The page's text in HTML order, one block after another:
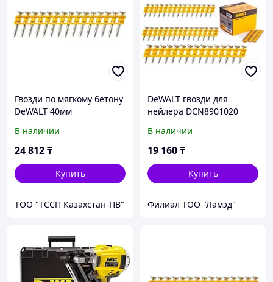
Гвозди по мягкому бетону
DeWALT 40мм
В наличии
24 812₸
Купить
ТОО "ТССП Казахстан-ПВ"
DeWALT гвозди для
нейлера DCN8901020
В наличии
19 160₸
Купить
Филиал ТОО "Ламэд"